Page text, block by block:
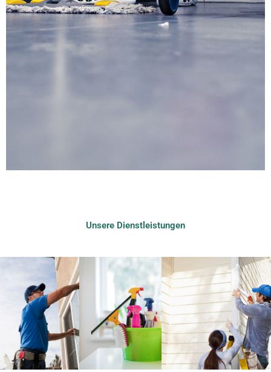
Unsere Dienstleistungen